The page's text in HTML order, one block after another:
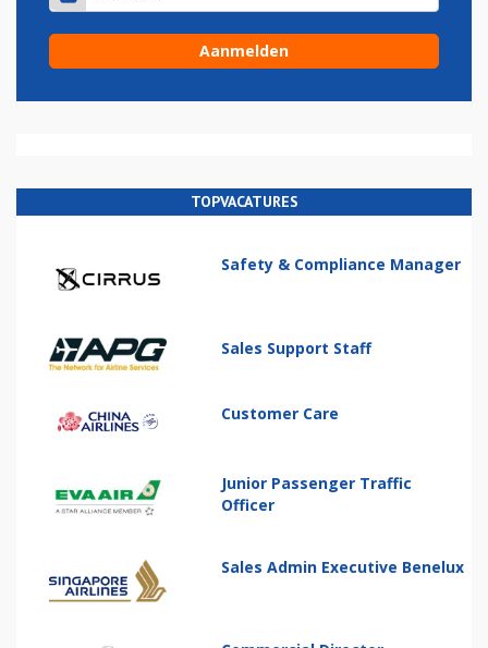
TOPVACATURES
Safety & Compliance Manager
Sales Support Staff
Customer Care
Junior Passenger Traffic
Officer
Sales Admin Executive Benelux